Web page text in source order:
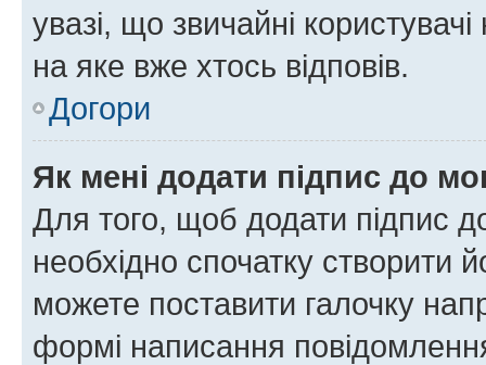
увазі, що звичайні
на яке вже хтось відповів.
Догори
Як мені додати підпис до
Для того, щоб додати підпис
необхідно спочатку створити
можете поставити галочку
формі написання